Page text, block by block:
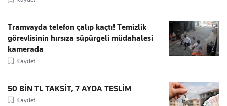
Tramvayda telefon çalıp kaçtı! Temizlik
görevlisinin hırsıza süpürgeli müdahalesi
kamerada
Kaydet
50 BİN TL TAKSİT, 7 AYDA TESLİM
Kaydet